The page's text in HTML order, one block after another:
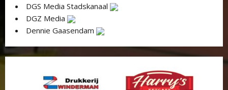
DGS Media Stadskanaal
DGZ Media
Dennie Gaasendam